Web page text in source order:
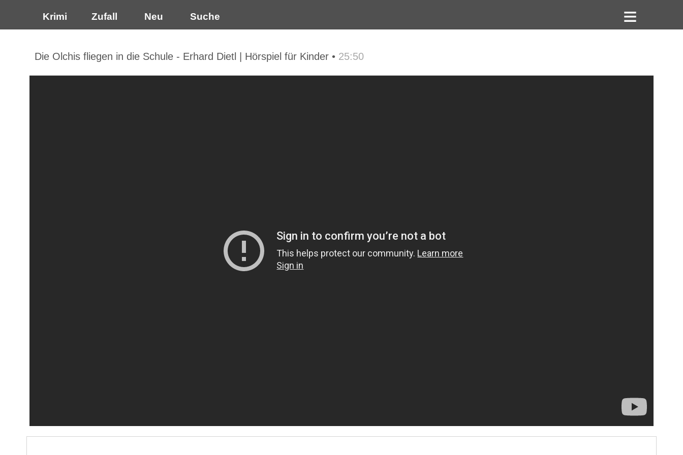
Krimi Zufall Neu Suche
Die Olchis fliegen in die Schule - Erhard Dietl | Hörspiel für Kinder • 25:50